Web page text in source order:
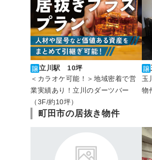
立川駅 10坪
＜カラオケ可能！＞地域密着で営
業実績あり！立川のダーツバー
（3F/約10坪）
玉
物
町田市の居抜き物件